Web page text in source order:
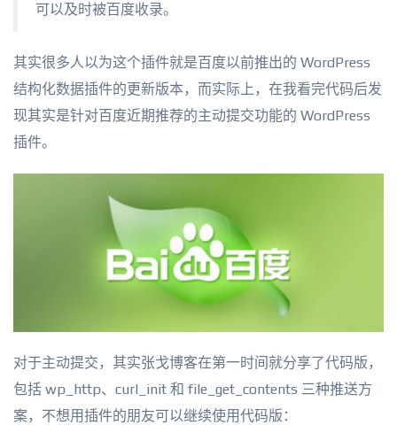
可以及时被百度收录。
其实很多人以为这个插件就是百度以前推出的 WordPress
结构化数据插件的更新版本，而实际上，在我看完代码后发
现其实是针对百度近期推荐的主动提交功能的 WordPress
插件。
对于主动提交，其实张戈博客在第一时间就分享了代码版，
包括 wp_http、curl_init 和 file_get_contents 三种推送方
案，不想用插件的朋友可以继续使用代码版：